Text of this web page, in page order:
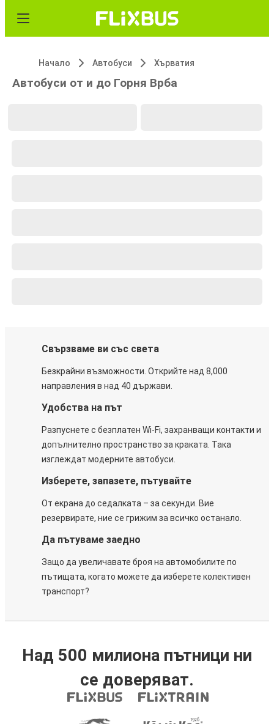
Начало Автобуси Хърватия
Автобуси от и до Горня Врба
Свързваме ви със света
Безкрайни възможности. Открийте над 8,000
направления в над 40 държави.
Удобства на път
Разпуснете с безплатен Wi-Fi, захранващи контакти и
допълнително пространство за краката. Така
изглеждат модерните автобуси.
Изберете, запазете, пътувайте
От екрана до седалката – за секунди. Вие
резервирате, ние се грижим за всичко останало.
Да пътуваме заедно
Защо да увеличавате броя на автомобилите по
пътищата, когато можете да изберете колективен
транспорт?
Над 500 милиона пътници ни
се доверяват.